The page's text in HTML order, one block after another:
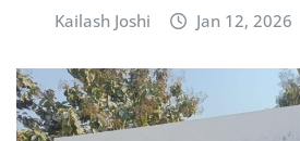
Kailash Joshi Jan 12, 2026